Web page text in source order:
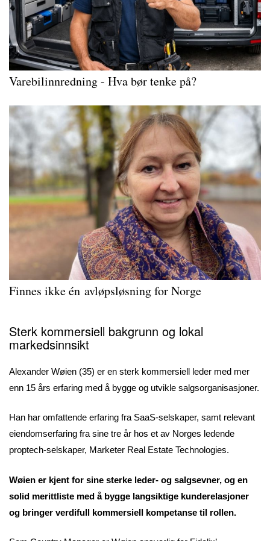
Varebilinnredning - Hva bør tenke på?
Finnes ikke én avløpsløsning for Norge
Sterk kommersiell bakgrunn og lokal
markedsinnsikt
Alexander Wøien (35) er en sterk kommersiell leder med mer
enn 15 års erfaring med å bygge og utvikle salgsorganisasjoner.
Han har omfattende erfaring fra SaaS-selskaper, samt relevant
eiendomserfaring fra sine tre år hos et av Norges ledende
proptech-selskaper, Marketer Real Estate Technologies.
Wøien er kjent for sine sterke leder- og salgsevner, og en
solid merittliste med å bygge langsiktige kunderelasjoner
og bringer verdifull kommersiell kompetanse til rollen.